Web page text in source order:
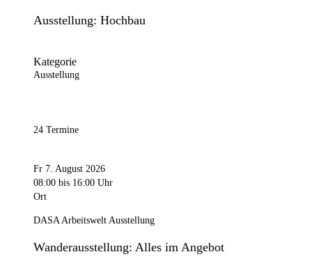
Ausstellung: Hochbau
Kategorie
Ausstellung
24 Termine
Fr 7. August 2026
08:00 bis 16:00 Uhr
Ort
DASA Arbeitswelt Ausstellung
Wanderausstellung: Alles im Angebot